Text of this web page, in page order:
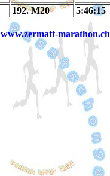
192. M20 5:46:15
www.zermatt-marathon.ch